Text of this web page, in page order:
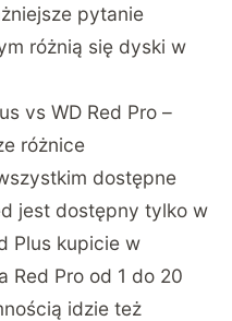
pytanie
różnią się dyski w
vs WD Red Pro –
różnice
dostępne
jest dostępny tylko w
Plus kupicie w
Red Pro od 1 do 20
idzie też